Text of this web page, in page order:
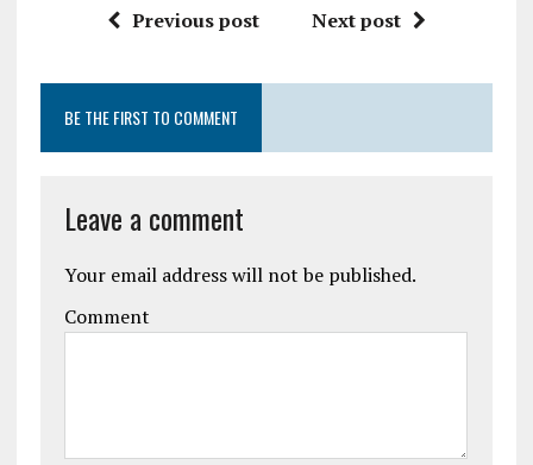
Previous post Next post
BE THE FIRST TO COMMENT
Leave a comment
Your email address will not be published.
Comment